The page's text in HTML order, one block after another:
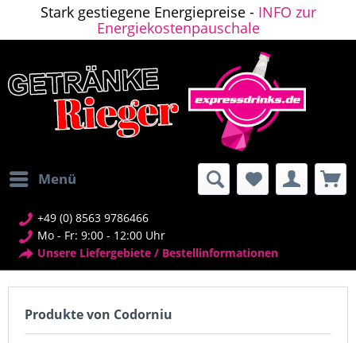
Stark gestiegene Energiepreise - INFO zur
Energiekostenpauschale
Menü
+49 (0) 8563 9786466
Mo - Fr: 9:00 - 12:00 Uhr
Unsere Liefergebiete / Bestellinformationen
Produkte von Codorniu